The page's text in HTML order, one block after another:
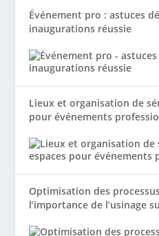
Événement pro : astuces
inaugurations réussie
Lieux et organisation de
pour événements
Optimisation des
l’importance de l’usinage